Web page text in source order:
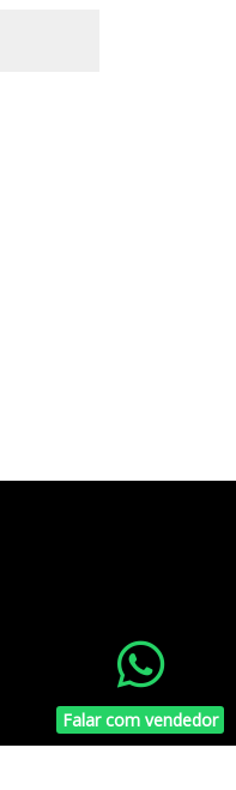
Falar com vendedor